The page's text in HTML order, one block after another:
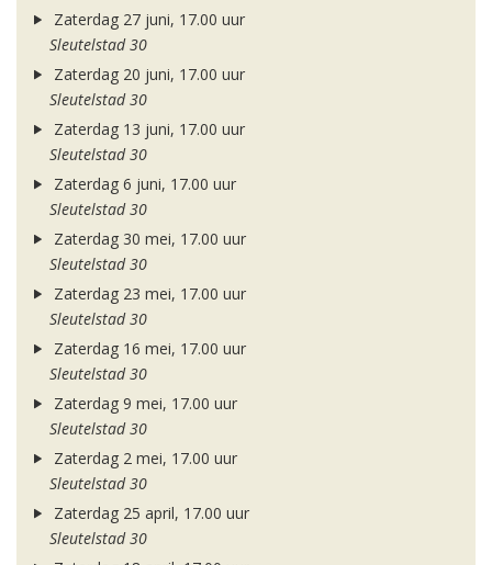
Zaterdag 27 juni, 17.00 uur
Sleutelstad 30
Zaterdag 20 juni, 17.00 uur
Sleutelstad 30
Zaterdag 13 juni, 17.00 uur
Sleutelstad 30
Zaterdag 6 juni, 17.00 uur
Sleutelstad 30
Zaterdag 30 mei, 17.00 uur
Sleutelstad 30
Zaterdag 23 mei, 17.00 uur
Sleutelstad 30
Zaterdag 16 mei, 17.00 uur
Sleutelstad 30
Zaterdag 9 mei, 17.00 uur
Sleutelstad 30
Zaterdag 2 mei, 17.00 uur
Sleutelstad 30
Zaterdag 25 april, 17.00 uur
Sleutelstad 30